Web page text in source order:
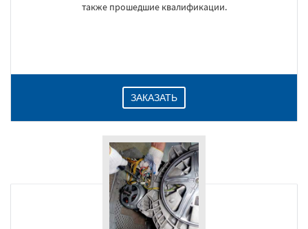
также прошедшие квалификации.
ЗАКАЗАТЬ